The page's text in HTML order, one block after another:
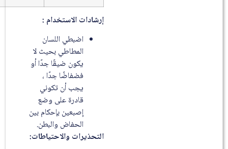
إرشادات الاستخدام :
اضبطي اللسان
المطاطي بحيث لا
يكون ضيقًا جدًا أو
فضفاضًا جدًا ،
يجب أن تكوني
قادرة على وضع
إصبعين بإحكام بين
الحفاض والبطن.
التحذيرات والاحتياطات: